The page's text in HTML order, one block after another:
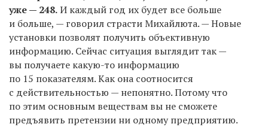
уже — 248.И каждый год их будет все больше
и больше, — говорил страсти Михайлюта. — Новые
установки позволят получить объективную
информацию. Сейчас ситуация выглядит так —
вы получаете какую-то информацию
по 15 показателям. Как она соотносится
с действительностью — непонятно. Потому что
по этим основным веществам вы не сможете
предъявить претензии ни одному предприятию.